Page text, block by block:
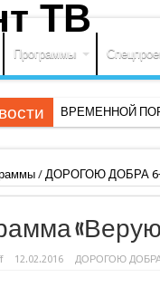
Программы
ВРЕМЕННОЙ
/ ДОРОГОЮ ДОБРА
12.02.2016 ДОРОГОЮ